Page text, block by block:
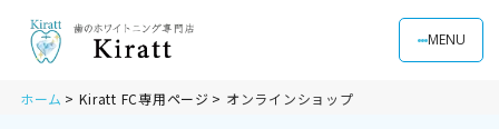
MENU
ホーム Kiratt FC専用ページ オンラインショップ